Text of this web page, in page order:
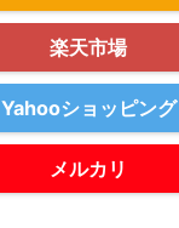
楽天市場
Yahooショッピング
メルカリ